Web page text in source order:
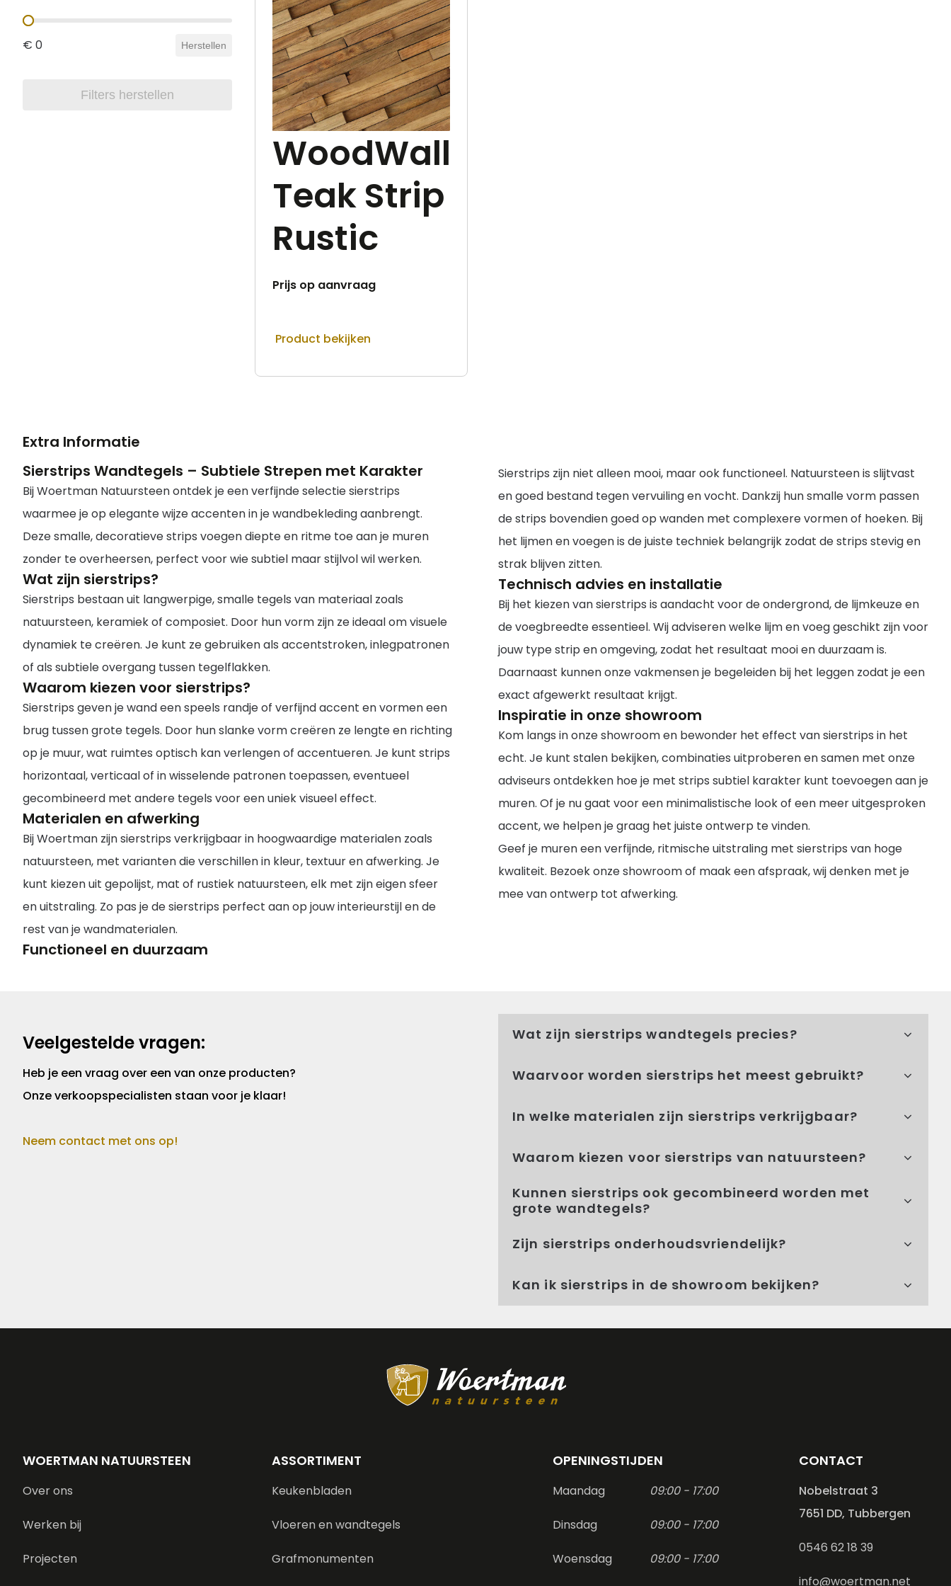
Prijs
€ 0 Herstellen
Filters herstellen
WoodWall
Teak Strip
Rustic
Prijs op aanvraag
Product bekijken
Extra Informatie
Sierstrips Wandtegels – Subtiele Strepen met Karakter
Bij Woertman Natuursteen ontdek je een verfijnde selectie sierstrips
waarmee je op elegante wijze accenten in je wandbekleding aanbrengt.
Deze smalle, decoratieve strips voegen diepte en ritme toe aan je muren
zonder te overheersen, perfect voor wie subtiel maar stijlvol wil werken.
Wat zijn sierstrips?
Sierstrips bestaan uit langwerpige, smalle tegels van materiaal zoals
natuursteen, keramiek of composiet. Door hun vorm zijn ze ideaal om visuele
dynamiek te creëren. Je kunt ze gebruiken als accentstroken, inlegpatronen
of als subtiele overgang tussen tegelflakken.
Waarom kiezen voor sierstrips?
Sierstrips geven je wand een speels randje of verfijnd accent en vormen een
brug tussen grote tegels. Door hun slanke vorm creëren ze lengte en richting
op je muur, wat ruimtes optisch kan verlengen of accentueren. Je kunt strips
horizontaal, verticaal of in wisselende patronen toepassen, eventueel
gecombineerd met andere tegels voor een uniek visueel effect.
Materialen en afwerking
Bij Woertman zijn sierstrips verkrijgbaar in hoogwaardige materialen zoals
natuursteen, met varianten die verschillen in kleur, textuur en afwerking. Je
kunt kiezen uit gepolijst, mat of rustiek natuursteen, elk met zijn eigen sfeer
en uitstraling. Zo pas je de sierstrips perfect aan op jouw interieurstijl en de
rest van je wandmaterialen.
Functioneel en duurzaam
Sierstrips zijn niet alleen mooi, maar ook functioneel. Natuursteen is slijtvast
en goed bestand tegen vervuiling en vocht. Dankzij hun smalle vorm passen
de strips bovendien goed op wanden met complexere vormen of hoeken. Bij
het lijmen en voegen is de juiste techniek belangrijk zodat de strips stevig en
strak blijven zitten.
Technisch advies en installatie
Bij het kiezen van sierstrips is aandacht voor de ondergrond, de lijmkeuze en
de voegbreedte essentieel. Wij adviseren welke lijm en voeg geschikt zijn voor
jouw type strip en omgeving, zodat het resultaat mooi en duurzaam is.
Daarnaast kunnen onze vakmensen je begeleiden bij het leggen zodat je een
exact afgewerkt resultaat krijgt.
Inspiratie in onze showroom
Kom langs in onze showroom en bewonder het effect van sierstrips in het
echt. Je kunt stalen bekijken, combinaties uitproberen en samen met onze
adviseurs ontdekken hoe je met strips subtiel karakter kunt toevoegen aan je
muren. Of je nu gaat voor een minimalistische look of een meer uitgesproken
accent, we helpen je graag het juiste ontwerp te vinden.
Geef je muren een verfijnde, ritmische uitstraling met sierstrips van hoge
kwaliteit. Bezoek onze showroom of maak een afspraak, wij denken met je
mee van ontwerp tot afwerking.
Veelgestelde vragen:
Heb je een vraag over een van onze producten?
Onze verkoopspecialisten staan voor je klaar!
Neem contact met ons op!
Wat zijn sierstrips wandtegels precies?
Waarvoor worden sierstrips het meest gebruikt?
In welke materialen zijn sierstrips verkrijgbaar?
Waarom kiezen voor sierstrips van natuursteen?
Kunnen sierstrips ook gecombineerd worden met
grote wandtegels?
Zijn sierstrips onderhoudsvriendelijk?
Kan ik sierstrips in de showroom bekijken?
WOERTMAN NATUURSTEEN
Over ons
Werken bij
Projecten
ASSORTIMENT
Keukenbladen
Vloeren en wandtegels
Grafmonumenten
OPENINGSTIJDEN
Maandag 09:00 - 17:00
Dinsdag 09:00 - 17:00
Woensdag 09:00 - 17:00
CONTACT
Nobelstraat 3
7651 DD, Tubbergen
0546 62 18 39
info@woertman.net